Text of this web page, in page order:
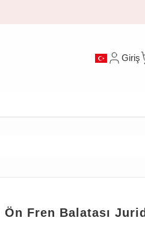
Giriş
Fren Balatası Jurid